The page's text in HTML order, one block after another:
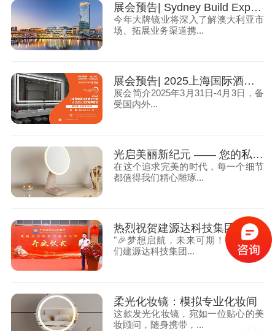
展会预告| Sydney Build Expo 2025澳大利亚悉尼建材展 ，大牌镜业诚邀您莅临
今年大牌镜业将深入了解澳大利亚市
场、拓展业务渠道携...
展会预告| 2025上海国际酒店及商业空间博览会，大牌镜业诚邀您莅临
展会简介2025年3月31日-4月3日，备
受国内外...
光启美丽新纪元 —— 您的私人LED化妆镜
在这个追求完美的时代，每一个细节
都值得我们精心雕琢...
热烈祝贺建源达科技集团旗下子公司—广东建镜达汽车部件有限公司正式开业
"🎉梦想启航，未来可期！今天，我
们建源达科技集团...
柔光化妆镜：模拟专业化妆间
这款发光化妆镜，宛如一位贴心的美
妆顾问，随身携带，...